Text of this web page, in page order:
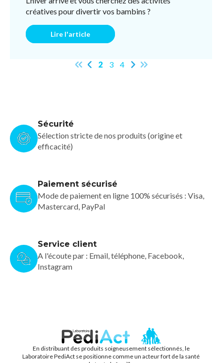
créatives pour divertir vos bambins ?
Lire l'article
2 3 4
Sécurité
Sélection stricte de nos produits (origine et
efficacité)
Paiement sécurisé
Mode de paiement en ligne 100% sécurisés : Visa,
Mastercard, PayPal
Service client
A l'écoute par : Email, téléphone, Facebook,
Instagram
PEDIACT
En distribuant des produits soigneusement sélectionnés, le
Laboratoire PediAct se positionne comme un acteur fort de la santé